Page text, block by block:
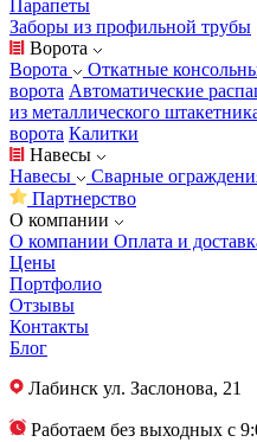
Парапеты
Заборы из профильной трубы
Ворота
Ворота
Откатные
ворота Автоматические
из металлического
ворота Калитки
Навесы
Навесы
Сварные
Партнерство
О компании
О компании Оплата и
Цены
Портфолио
Отзывы
Контакты
Блог
Лабинск ул. Заслонова, 21
Работаем без выходных с